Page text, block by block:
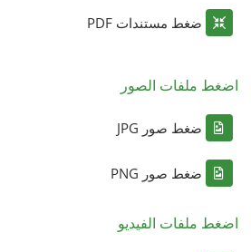
ضغط مستندات PDF
اضغط ملفات الصور
ضغط صور JPG
ضغط صور PNG
اضغط ملفات الفيديو